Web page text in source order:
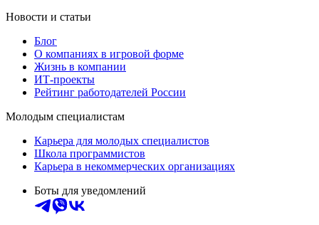
Новости и статьи
Блог
О компаниях в игровой форме
Жизнь в компании
ИТ-проекты
Рейтинг работодателей России
Молодым специалистам
Карьера для молодых специалистов
Школа программистов
Карьера в некоммерческих организациях
Боты для уведомлений